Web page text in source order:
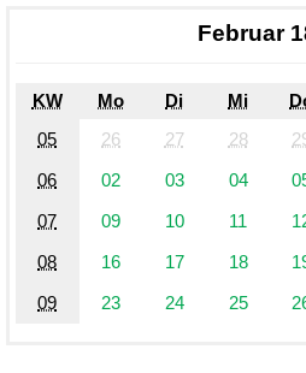
Februar
KW Mo Di Mi
05
26 27 28
06
02 03 04
07
09 10 11
08
16 17 18
09
23 24 25